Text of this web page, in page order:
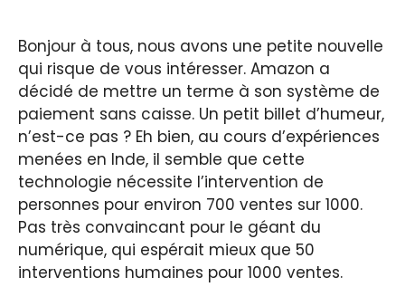
Bonjour à tous, nous avons une petite nouvelle
qui risque de vous intéresser. Amazon a
décidé de mettre un terme à son système de
paiement sans caisse. Un petit billet d’humeur,
n’est-ce pas ? Eh bien, au cours d’expériences
menées en Inde, il semble que cette
technologie nécessite l’intervention de
personnes pour environ 700 ventes sur 1000.
Pas très convaincant pour le géant du
numérique, qui espérait mieux que 50
interventions humaines pour 1000 ventes.